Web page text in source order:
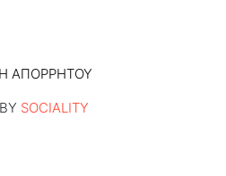
ΑΠΟΡΡΉΤΟΥ
SOCIALITY